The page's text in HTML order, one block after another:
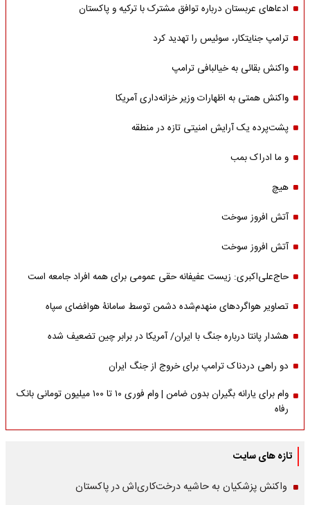
ادعاهای عربستان درباره توافق مشترک با ترکیه و پاکستان
ترامپ جنایتکار، سوئیس را تهدید کرد
واکنش بقائی به خیالبافی ترامپ
واکنش همتی به اظهارات وزیر خزانه‌داری آمریکا
پشت‌پرده یک آرایش امنیتی تازه در منطقه
و ما ادراک بمب
هیچ
آتش افروز سوخت
آتش افروز سوخت
حاج‌علی‌اکبری: زیست عفیفانه حقی عمومی برای همه افراد جامعه است
تصاویر هواگردهای منهدم‌شده دشمن توسط سامانۀ هوافضای سپاه
هشدار پانتا درباره جنگ با ایران/ آمریکا در برابر چین تضعیف شده
دو راهی دردناک ترامپ برای خروج از جنگ ایران
وام برای یارانه بگیران بدون ضامن | وام فوری ۱۰ تا ۱۰۰ میلیون تومانی بانک
رفاه
تازه های سایت
واکنش پزشکیان به حاشیه درخت‌کاری‌اش در پاکستان